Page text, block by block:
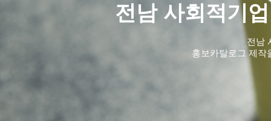
전남 사회적기
전남
홍보카탈로그 제작